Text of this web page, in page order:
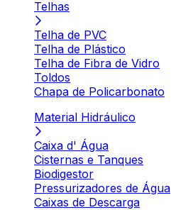
Telhas
Telha de PVC
Telha de Plástico
Telha de Fibra de Vidro
Toldos
Chapa de Policarbonato
Material Hidráulico
Caixa d' Água
Cisternas e Tanques
Biodigestor
Pressurizadores de Água
Caixas de Descarga